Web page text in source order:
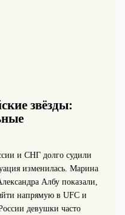
звёзды:
и СНГ долго судили
изменилась. Марина
Албу показали,
напрямую в UFC и
девушки часто